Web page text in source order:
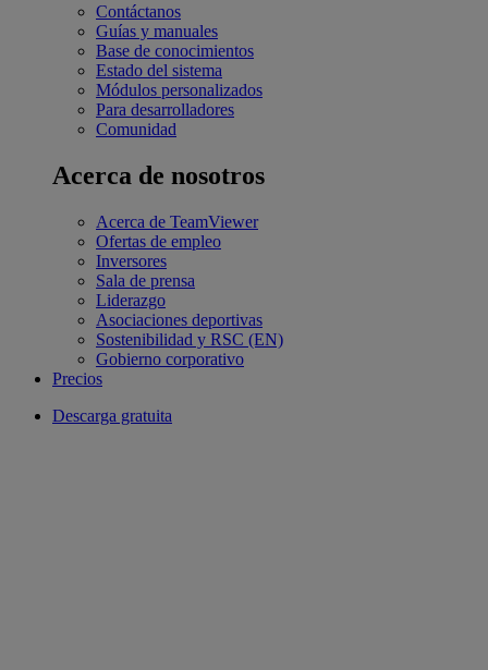
Contáctanos
Guías y manuales
Base de conocimientos
Estado del sistema
Módulos personalizados
Para desarrolladores
Comunidad
Acerca de nosotros
Acerca de TeamViewer
Ofertas de empleo
Inversores
Sala de prensa
Liderazgo
Asociaciones deportivas
Sostenibilidad y RSC (EN)
Gobierno corporativo
Precios
Descarga gratuita